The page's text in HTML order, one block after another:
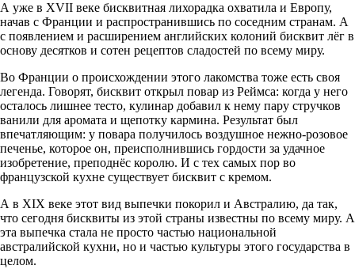
А уже в XVII веке бисквитная лихорадка охватила и Европу,
начав с Франции и распространившись по соседним странам. А
с появлением и расширением английских колоний бисквит лёг в
основу десятков и сотен рецептов сладостей по всему миру.
Во Франции о происхождении этого лакомства тоже есть своя
легенда. Говорят, бисквит открыл повар из Реймса: когда у него
осталось лишнее тесто, кулинар добавил к нему пару стручков
ванили для аромата и щепотку кармина. Результат был
впечатляющим: у повара получилось воздушное нежно-розовое
печенье, которое он, преисполнившись гордости за удачное
изобретение, преподнёс королю. И с тех самых пор во
французской кухне существует бисквит с кремом.
А в XIX веке этот вид выпечки покорил и Австралию, да так,
что сегодня бисквиты из этой страны известны по всему миру. А
эта выпечка стала не просто частью национальной
австралийской кухни, но и частью культуры этого государства в
целом.